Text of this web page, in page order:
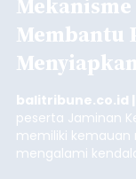
Membantu
balitribune.co.id
peserta Jaminan
memiliki
mengalami